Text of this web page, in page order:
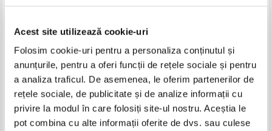
Acest site utilizează cookie-uri
Folosim cookie-uri pentru a personaliza conținutul și
anunțurile, pentru a oferi funcții de rețele sociale și pentru
a analiza traficul. De asemenea, le oferim partenerilor de
rețele sociale, de publicitate și de analize informații cu
privire la modul în care folosiți site-ul nostru. Aceștia le
pot combina cu alte informații oferite de dvs. sau culese
Wilhelm Hausenstein - Marii
Wilhelm Hausenstein - Das Bild.